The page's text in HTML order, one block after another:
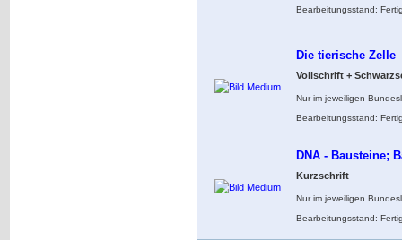
Bearbeitungsstand:
Die tierische Zelle
Vollschrift +
Nur im jeweiligen
Bearbeitungsstand:
DNA - Bausteine;
Kurzschrift
Nur im jeweiligen
Bearbeitungsstand: